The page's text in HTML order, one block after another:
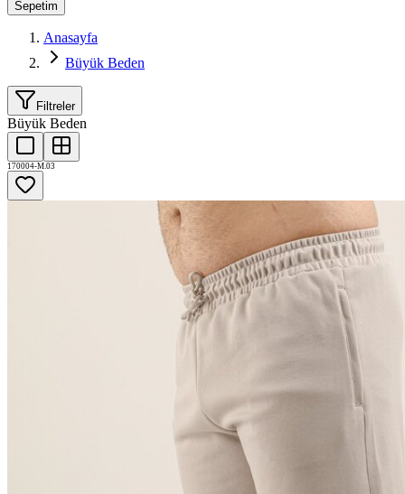
Sepetim
Anasayfa
Büyük Beden
Filtreler
Büyük Beden
170004-M.03